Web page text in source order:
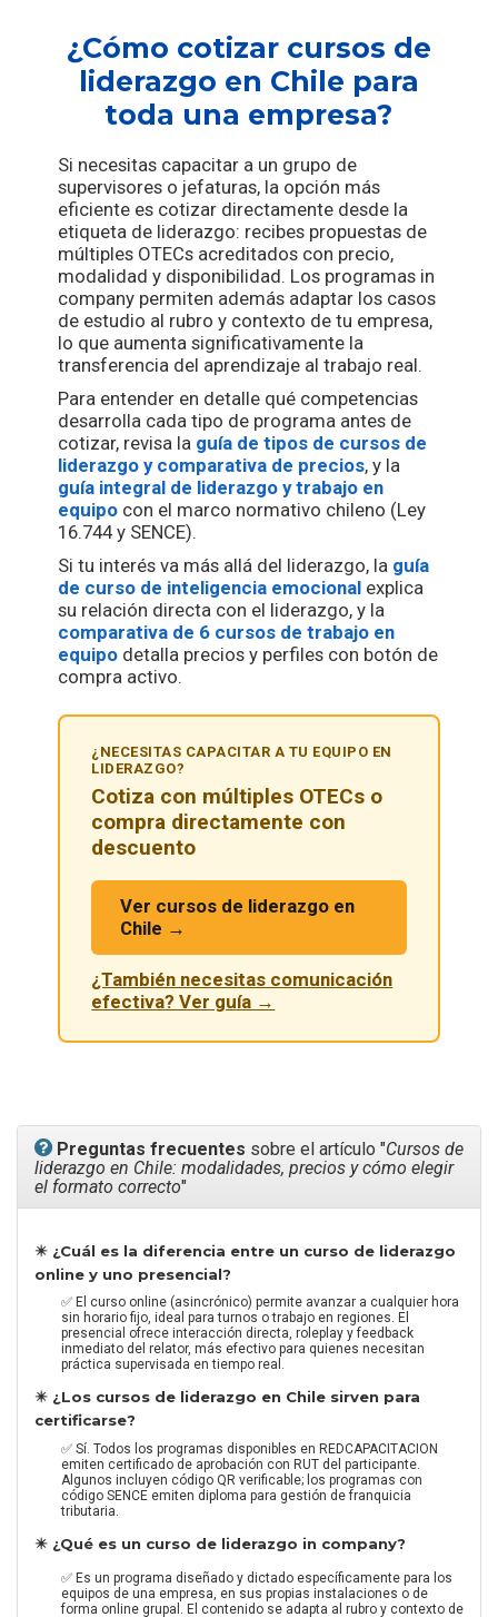
¿Cómo cotizar cursos de
liderazgo en Chile para
toda una empresa?
Si necesitas capacitar a un grupo de
supervisores o jefaturas, la opción más
eficiente es cotizar directamente desde la
etiqueta de liderazgo: recibes propuestas de
múltiples OTECs acreditados con precio,
modalidad y disponibilidad. Los programas in
company permiten además adaptar los casos
de estudio al rubro y contexto de tu empresa,
lo que aumenta significativamente la
transferencia del aprendizaje al trabajo real.
Para entender en detalle qué competencias
desarrolla cada tipo de programa antes de
cotizar, revisa la guía de tipos de cursos de
liderazgo y comparativa de precios, y la
guía integral de liderazgo y trabajo en
equipo con el marco normativo chileno (Ley
16.744 y SENCE).
Si tu interés va más allá del liderazgo, la guía
de curso de inteligencia emocional explica
su relación directa con el liderazgo, y la
comparativa de 6 cursos de trabajo en
equipo detalla precios y perfiles con botón de
compra activo.
¿NECESITAS CAPACITAR A TU EQUIPO EN
LIDERAZGO?
Cotiza con múltiples OTECs o
compra directamente con
descuento
Ver cursos de liderazgo en
Chile →
¿También necesitas comunicación
efectiva? Ver guía →
Preguntas frecuentes sobre el artículo "Cursos de
liderazgo en Chile: modalidades, precios y cómo elegir
el formato correcto"
✴️ ¿Cuál es la diferencia entre un curso de liderazgo
online y uno presencial?
✅ El curso online (asincrónico) permite avanzar a cualquier hora
sin horario fijo, ideal para turnos o trabajo en regiones. El
presencial ofrece interacción directa, roleplay y feedback
inmediato del relator, más efectivo para quienes necesitan
práctica supervisada en tiempo real.
✴️ ¿Los cursos de liderazgo en Chile sirven para
certificarse?
✅ Sí. Todos los programas disponibles en REDCAPACITACION
emiten certificado de aprobación con RUT del participante.
Algunos incluyen código QR verificable; los programas con
código SENCE emiten diploma para gestión de franquicia
tributaria.
✴️ ¿Qué es un curso de liderazgo in company?
✅ Es un programa diseñado y dictado específicamente para los
equipos de una empresa, en sus propias instalaciones o de
forma online grupal. El contenido se adapta al rubro y contexto de